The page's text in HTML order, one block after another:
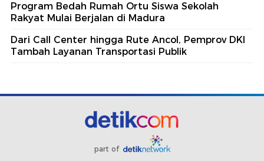
Program Bedah Rumah Ortu Siswa Sekolah
Rakyat Mulai Berjalan di Madura
Dari Call Center hingga Rute Ancol, Pemprov DKI
Tambah Layanan Transportasi Publik
part of